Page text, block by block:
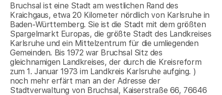
Bruchsal ist eine Stadt am westlichen Rand des
Kraichgaus, etwa 20 Kilometer nördlich von Karlsruhe in
Baden-Württemberg. Sie ist die Stadt mit dem größten
Spargelmarkt Europas, die größte Stadt des Landkreises
Karlsruhe und ein Mittelzentrum für die umliegenden
Gemeinden. Bis 1972 war Bruchsal Sitz des
gleichnamigen Landkreises, der durch die Kreisreform
zum 1. Januar 1973 im Landkreis Karlsruhe aufging. )
noch mehr erfärt man an der Adresse der
Stadtverwaltung von Bruchsal, Kaiserstraße 66, 76646